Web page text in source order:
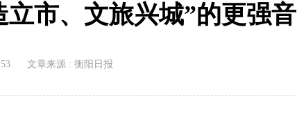
市、文旅兴城”的更强音
文章来源 : 衡阳日报